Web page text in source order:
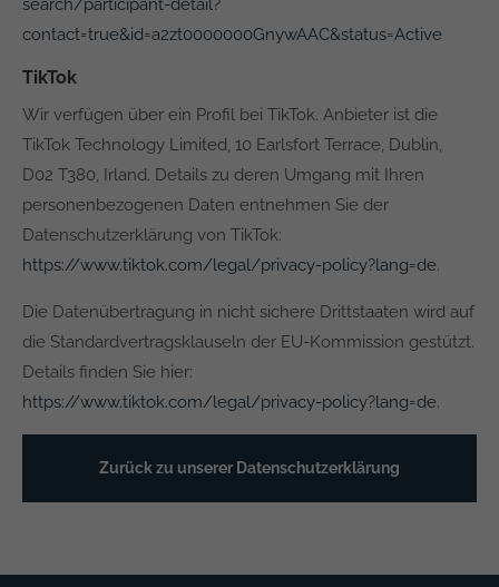
search/participant-detail?
contact=true&id=a2zt0000000GnywAAC&status=Active
TikTok
Wir verfügen über ein Profil bei TikTok. Anbieter ist die
TikTok Technology Limited, 10 Earlsfort Terrace, Dublin,
D02 T380, Irland. Details zu deren Umgang mit Ihren
personenbezogenen Daten entnehmen Sie der
Datenschutzerklärung von TikTok:
https://www.tiktok.com/legal/privacy-policy?lang=de.
Die Datenübertragung in nicht sichere Drittstaaten wird auf
die Standardvertragsklauseln der EU-Kommission gestützt.
Details finden Sie hier:
https://www.tiktok.com/legal/privacy-policy?lang=de.
Zurück zu unserer Datenschutzerklärung